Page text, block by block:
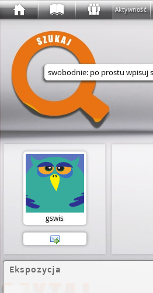
Aktywność
Wyszukaj w serwisie
gswis
Ekspozycja